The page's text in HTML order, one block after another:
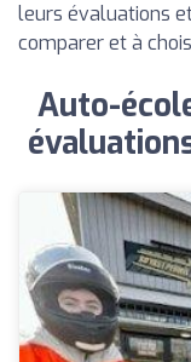
leurs évaluations
comparer et à
Auto-